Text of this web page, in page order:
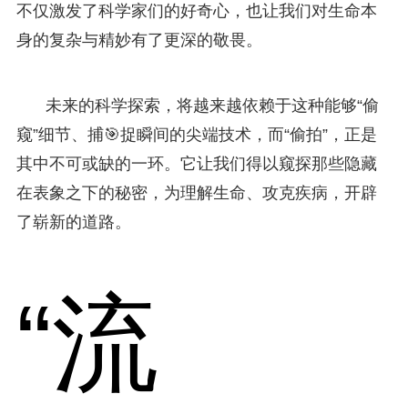
不仅激发了科学家们的好奇心，也让我们对生命本
身的复杂与精妙有了更深的敬畏。
未来的科学探索，将越来越依赖于这种能够“偷
窥”细节、捕🎯捉瞬间的尖端技术，而“偷拍”，正是
其中不可或缺的一环。它让我们得以窥探那些隐藏
在表象之下的秘密，为理解生命、攻克疾病，开辟
了崭新的道路。
“流